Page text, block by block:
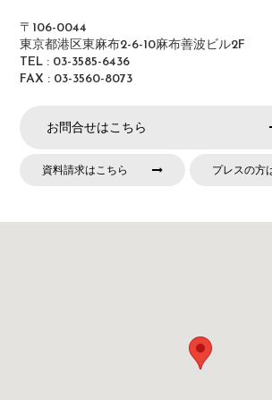
〒106-0044
東京都港区東麻布2-6-10麻布善波ビル2F
TEL : 03-3585-6436
FAX : 03-3560-8073
お問合せはこちら
資料請求はこちら プレスの方